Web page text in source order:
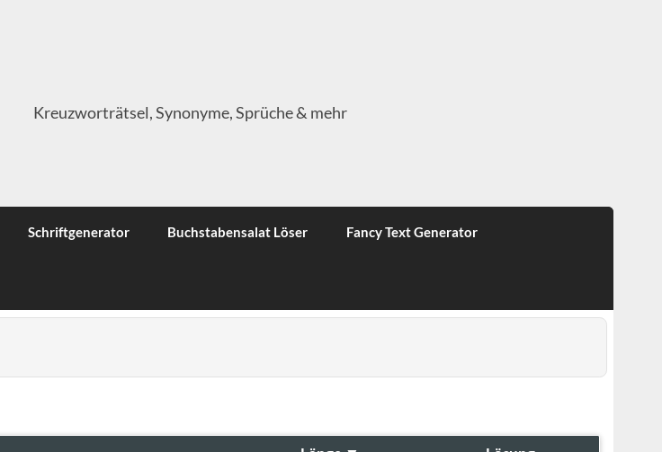
Kreuzworträtsel, Synonyme, Sprüche & mehr
Schriftgenerator Buchstabensalat Löser Fancy Text Generator